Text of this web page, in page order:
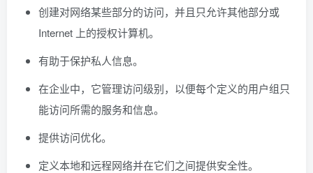
创建对网络某些部分的访问，并且只允许其他部分或
Internet 上的授权计算机。
有助于保护私人信息。
在企业中，它管理访问级别，以便每个定义的用户组只
能访问所需的服务和信息。
提供访问优化。
定义本地和远程网络并在它们之间提供安全性。